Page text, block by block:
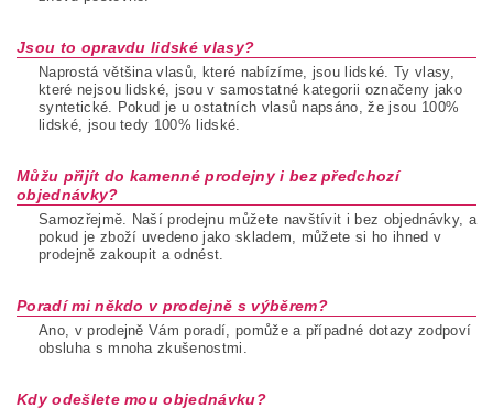
Jsou to opravdu lidské vlasy?
Naprostá většina vlasů, které nabízíme, jsou lidské. Ty vlasy,
které nejsou lidské, jsou v samostatné kategorii označeny jako
syntetické. Pokud je u ostatních vlasů napsáno, že jsou 100%
lidské, jsou tedy 100% lidské.
Můžu přijít do kamenné prodejny i bez předchozí
objednávky?
Samozřejmě. Naší prodejnu můžete navštívit i bez objednávky, a
pokud je zboží uvedeno jako skladem, můžete si ho ihned v
prodejně zakoupit a odnést.
Poradí mi někdo v prodejně s výběrem?
Ano, v prodejně Vám poradí, pomůže a případné dotazy zodpoví
obsluha s mnoha zkušenostmi.
Kdy odešlete mou objednávku?